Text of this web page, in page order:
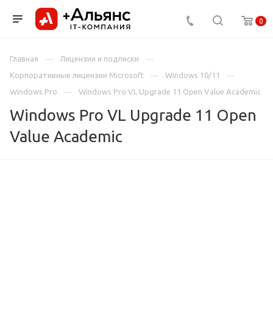
0
Главная
Лицензии и подписки
Корпоративные лицензии Microsoft
Windows 10/11
Windows Pro
Windows Pro VL Upgrade 11 Open Value Academic
Windows Pro VL Upgrade 11 Open
Value Academic